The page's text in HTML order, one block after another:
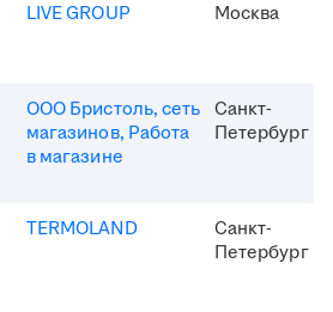
LIVE GROUP Москва
ООО Бристоль, сеть
магазинов, Работа
в магазине
Санкт-
Петербург
TERMOLAND
Санкт-
Петербург